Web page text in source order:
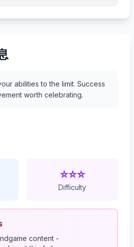
abilities to the limit. Success
worth celebrating.
⭐⭐⭐
Difficulty
content -